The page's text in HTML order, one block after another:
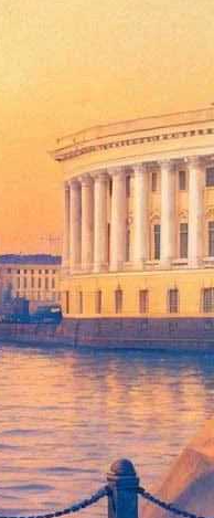
за
которая станет
планетарий.
маркетинга библиотек
нашли общий язык».